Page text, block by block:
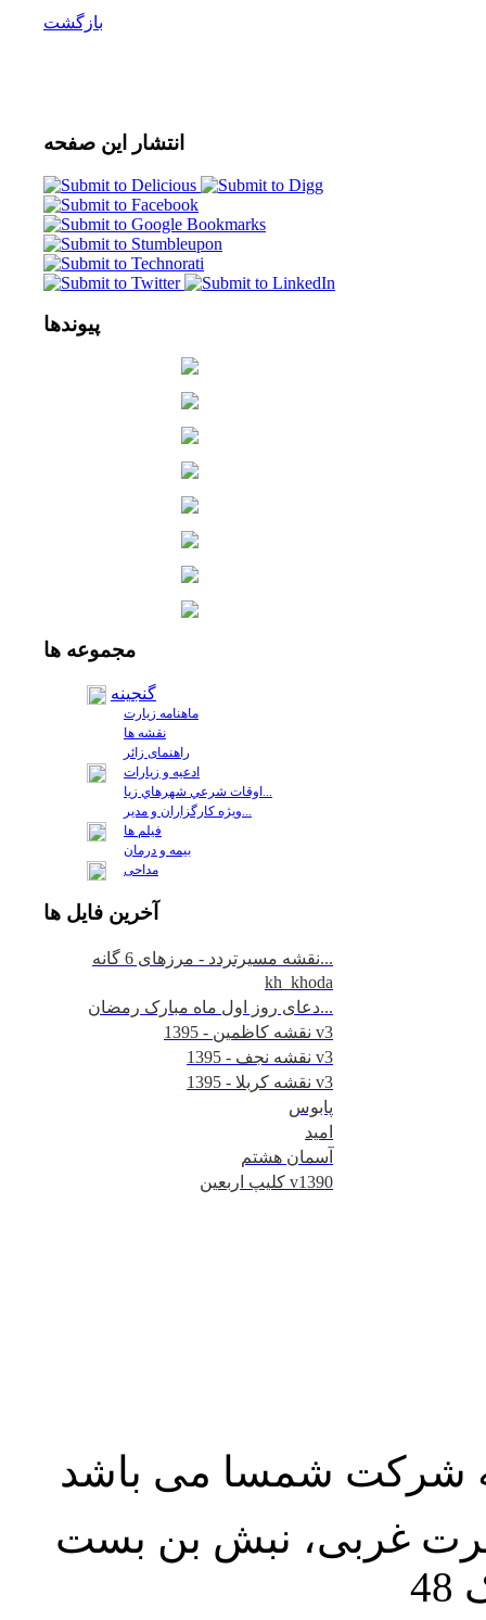
بازگشت
انتشار این صفحه
پیوندها
مجموعه ها
گنجینه
ماهنامه زیارت
نقشه ها
راهنمای زائر
ادعیه و زیارات
فيلم ها
بیمه و درمان
مداحی
آخرين فايل ها
نقشه مسیرتردد - مرزهای 6 گانه...
kh_khoda
دعای روز اول ماه مبارک رمضان...
نقشه کاظمین - 1395 v3
نقشه نجف - 1395 v3
نقشه کربلا - 1395 v3
پابوس
امید
آسمان هشتم
کلیپ اربعین v1390
شرکت شمسا می باشد
غربی، نبش بن بست